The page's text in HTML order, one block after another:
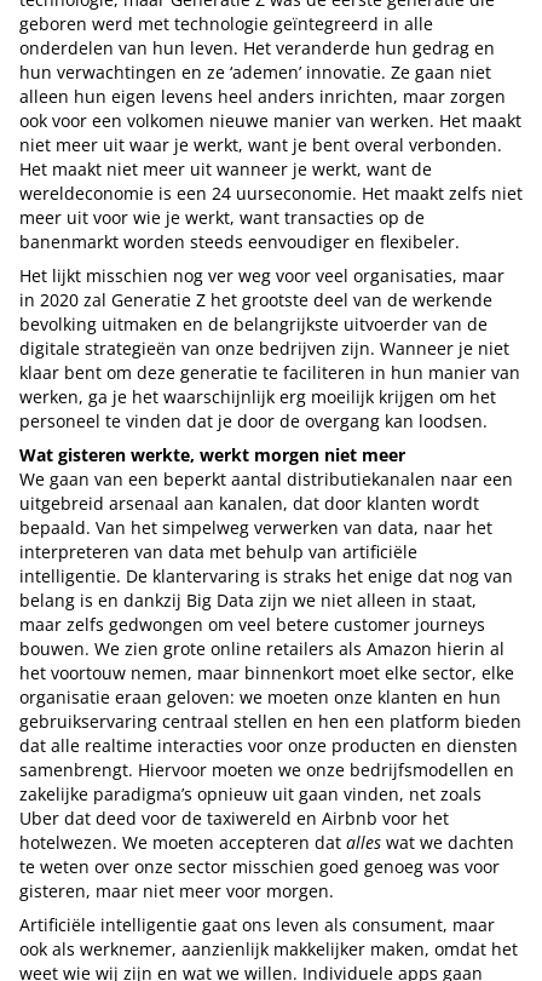
geboren werd met technologie geïntegreerd in alle
onderdelen van hun leven. Het veranderde hun gedrag en
hun verwachtingen en ze ‘ademen’ innovatie. Ze gaan niet
alleen hun eigen levens heel anders inrichten, maar zorgen
ook voor een volkomen nieuwe manier van werken. Het maakt
niet meer uit waar je werkt, want je bent overal verbonden.
Het maakt niet meer uit wanneer je werkt, want de
wereldeconomie is een 24 uurseconomie. Het maakt zelfs niet
meer uit voor wie je werkt, want transacties op de
banenmarkt worden steeds eenvoudiger en flexibeler.
Het lijkt misschien nog ver weg voor veel organisaties, maar
in 2020 zal Generatie Z het grootste deel van de werkende
bevolking uitmaken en de belangrijkste uitvoerder van de
digitale strategieën van onze bedrijven zijn. Wanneer je niet
klaar bent om deze generatie te faciliteren in hun manier van
werken, ga je het waarschijnlijk erg moeilijk krijgen om het
personeel te vinden dat je door de overgang kan loodsen.
Wat gisteren werkte, werkt morgen niet meer
We gaan van een beperkt aantal distributiekanalen naar een
uitgebreid arsenaal aan kanalen, dat door klanten wordt
bepaald. Van het simpelweg verwerken van data, naar het
interpreteren van data met behulp van artificiële
intelligentie. De klantervaring is straks het enige dat nog van
belang is en dankzij Big Data zijn we niet alleen in staat,
maar zelfs gedwongen om veel betere customer journeys
bouwen. We zien grote online retailers als Amazon hierin al
het voortouw nemen, maar binnenkort moet elke sector, elke
organisatie eraan geloven: we moeten onze klanten en hun
gebruikservaring centraal stellen en hen een platform bieden
dat alle realtime interacties voor onze producten en diensten
samenbrengt. Hiervoor moeten we onze bedrijfsmodellen en
zakelijke paradigma’s opnieuw uit gaan vinden, net zoals
Uber dat deed voor de taxiwereld en Airbnb voor het
hotelwezen. We moeten accepteren dat alles wat we dachten
te weten over onze sector misschien goed genoeg was voor
gisteren, maar niet meer voor morgen.
Artificiële intelligentie gaat ons leven als consument, maar
ook als werknemer, aanzienlijk makkelijker maken, omdat het
weet wie wij zijn en wat we willen. Individuele apps gaan